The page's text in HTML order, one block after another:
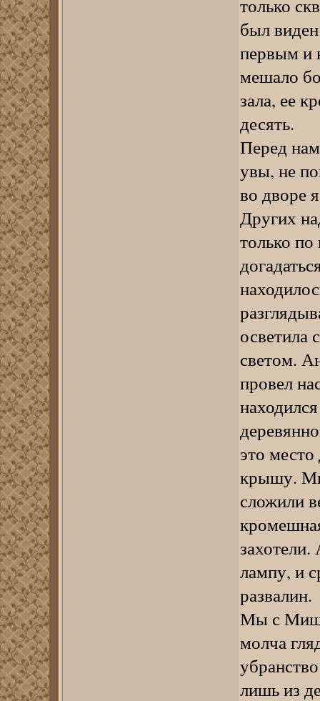
только
был
первым и
мешало
зала, ее
десять.
Перед
увы, не
во дворе
Других
только
осветила
светом.
провел
это место
крышу.
сложили
лампу, и
развалин.
Мы с
молча
лишь из